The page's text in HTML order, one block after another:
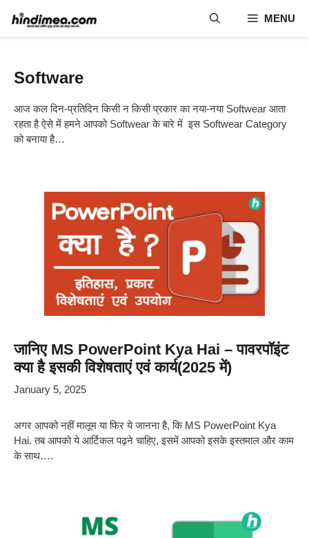
content
MENU
Software
आज कल दिन-प्रतिदिन किसी न किसी प्रकार का नया-नया Softwear आता
रहता है ऐसे में हमने आपको Softwear के बारे में इस Softwear Category
को बनाया है…
जानिए MS PowerPoint Kya Hai – पावरपॉइंट
क्या है इसकी विशेषताएं एवं कार्य(2025 में)
January 5, 2025
अगर आपको नहीं मालूम या फिर ये जानना है, कि MS PowerPoint Kya
Hai. तब आपको ये आर्टिकल पढ़ने चाहिए, इसमें आपको इसके इस्तमाल और काम
के साथ….